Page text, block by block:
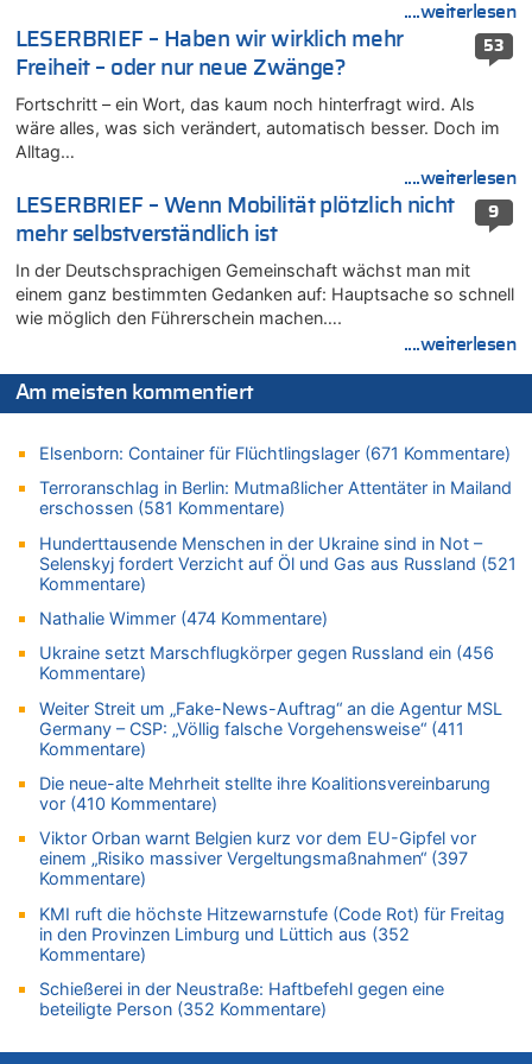
Wasserstand des Rheins in NRW so niedrig wie noch nie
06.08.2026 - 10:09 von Dax zu
Zweite Hitzewelle in diesem Sommer ist jetzt amtlich
06.08.2026 - 10:02 von Soso zu
Aachen ab 11. August wieder Mekka des Pferdesports –
Belgien setzt bei Reit-WM auf starke Springreiter
06.08.2026 - 09:22 von Zuhörer zu
Wasserstand des Rheins in NRW so niedrig wie noch nie
Wasserstand des Rheins in NRW so niedrig wie noch nie
06.08.2026 - 09:05 von 5/11 zu
Mehrere Menschen in Londons City niedergestochen
Wie kam es zur Ceuta-Krise?
06.08.2026 - 07:30 von Ahja zu
Wasserstand des Rheins in NRW so niedrig wie noch nie
06.08.2026 - 07:21 von PvD zu
Mehrere Menschen in Londons City niedergestochen
06.08.2026 - 00:22 von Peter S. zu
Wasserstand des Rheins in NRW so niedrig wie noch nie
06.08.2026 - 00:01 von Hugo Egon Bernhard von Sinnen zu
Mehrere Menschen in Londons City niedergestochen
05.08.2026 - 23:29 von Zuhörer zu
Wasserstand des Rheins in NRW so niedrig wie noch nie
Wasserstand des Rheins in NRW so niedrig wie noch nie
Mehrere Menschen in Londons City niedergestochen
05.08.2026 - 22:18 von Kritisch denken zu
Mehrere Menschen in Londons City niedergestochen
05.08.2026 - 21:53 von Karli Dall zu
Mehrere Menschen in Londons City niedergestochen
05.08.2026 - 21:15 von Joseph Meyer zu
Wasserstand des Rheins in NRW so niedrig wie noch nie
05.08.2026 - 21:10 von Ahja zu
....weiterlesen
53
LESERBRIEF – Haben wir wirklich mehr
Freiheit – oder nur neue Zwänge?
Fortschritt – ein Wort, das kaum noch hinterfragt wird. Als
wäre alles, was sich verändert, automatisch besser. Doch im
Alltag…
....weiterlesen
9
LESERBRIEF – Wenn Mobilität plötzlich nicht
mehr selbstverständlich ist
In der Deutschsprachigen Gemeinschaft wächst man mit
einem ganz bestimmten Gedanken auf: Hauptsache so schnell
wie möglich den Führerschein machen….
....weiterlesen
Am meisten kommentiert
Elsenborn: Container für Flüchtlingslager (671 Kommentare)
Terroranschlag in Berlin: Mutmaßlicher Attentäter in Mailand
erschossen (581 Kommentare)
Hunderttausende Menschen in der Ukraine sind in Not –
Selenskyj fordert Verzicht auf Öl und Gas aus Russland (521
Kommentare)
Nathalie Wimmer (474 Kommentare)
Ukraine setzt Marschflugkörper gegen Russland ein (456
Kommentare)
Weiter Streit um „Fake-News-Auftrag“ an die Agentur MSL
Germany – CSP: „Völlig falsche Vorgehensweise“ (411
Kommentare)
Die neue-alte Mehrheit stellte ihre Koalitionsvereinbarung
vor (410 Kommentare)
Viktor Orban warnt Belgien kurz vor dem EU-Gipfel vor
einem „Risiko massiver Vergeltungsmaßnahmen“ (397
Kommentare)
KMI ruft die höchste Hitzewarnstufe (Code Rot) für Freitag
in den Provinzen Limburg und Lüttich aus (352
Kommentare)
Schießerei in der Neustraße: Haftbefehl gegen eine
beteiligte Person (352 Kommentare)